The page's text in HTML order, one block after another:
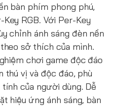
bàn phím phong phú,
RGB. Với Per-Key
chỉnh ánh sáng đèn nền
sở thích của mình.
chơi game độc đáo
thú vị và độc đáo, phù
của người dùng. Dễ
hiệu ứng ánh sáng, bàn